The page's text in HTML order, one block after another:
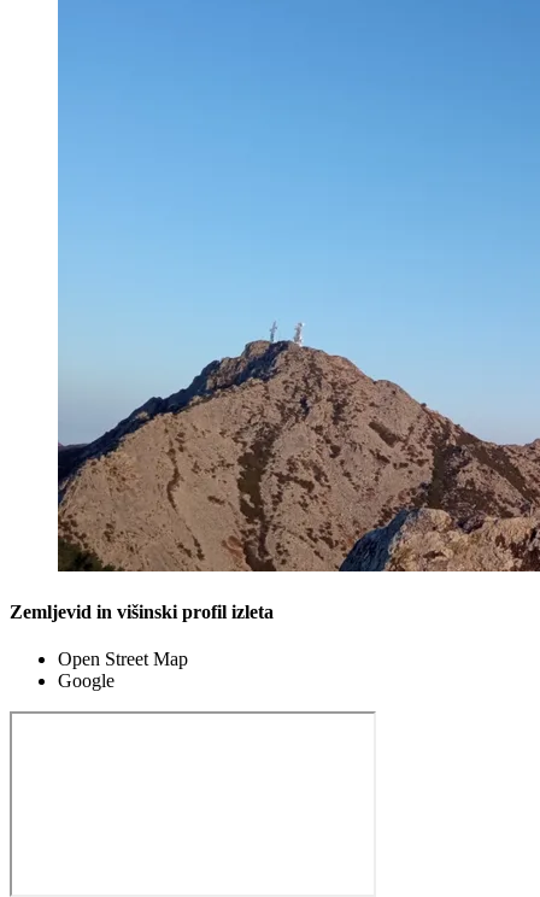
Zemljevid in višinski profil izleta
Open Street Map
Google